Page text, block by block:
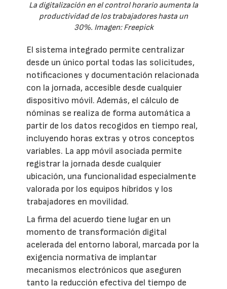
La digitalización en el control horario aumenta la
productividad de los trabajadores hasta un
30%. Imagen: Freepick
El sistema integrado permite centralizar
desde un único portal todas las solicitudes,
notificaciones y documentación relacionada
con la jornada, accesible desde cualquier
dispositivo móvil. Además, el cálculo de
nóminas se realiza de forma automática a
partir de los datos recogidos en tiempo real,
incluyendo horas extras y otros conceptos
variables. La app móvil asociada permite
registrar la jornada desde cualquier
ubicación, una funcionalidad especialmente
valorada por los equipos híbridos y los
trabajadores en movilidad.
La firma del acuerdo tiene lugar en un
momento de transformación digital
acelerada del entorno laboral, marcada por la
exigencia normativa de implantar
mecanismos electrónicos que aseguren
tanto la reducción efectiva del tiempo de